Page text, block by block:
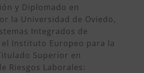
y Diplomado en
la Universidad de Oviedo,
Integrados de
Instituto Europeo para la
Superior en
Riesgos Laborales: